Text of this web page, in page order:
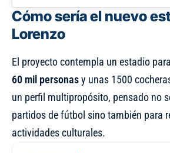
Cómo sería el nuevo
Lorenzo
El proyecto contempla un estadio
60 mil personasy unas 1500
un perfil multipropósito, pensado no
partidos de fútbol sino también para
actividades culturales.